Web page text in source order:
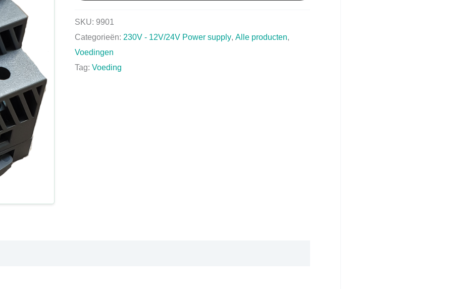
1,5Ampere
aantal
SKU: 9901
Categorieën: 230V - 12V/24V Power supply,Alle producten,
Voedingen
Tag:Voeding